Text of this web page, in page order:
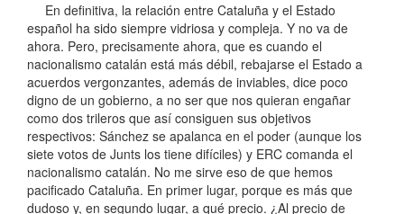
En definitiva, la relación entre Cataluña y el Estado
español ha sido siempre vidriosa y compleja. Y no va de
ahora. Pero, precisamente ahora, que es cuando el
nacionalismo catalán está más débil, rebajarse el Estado a
acuerdos vergonzantes, además de inviables, dice poco
digno de un gobierno, a no ser que nos quieran engañar
como dos trileros que así consiguen sus objetivos
respectivos: Sánchez se apalanca en el poder (aunque los
siete votos de Junts los tiene difíciles) y ERC comanda el
nacionalismo catalán. No me sirve eso de que hemos
pacificado Cataluña. En primer lugar, porque es más que
dudoso y, en segundo lugar, a qué precio. ¿Al precio de